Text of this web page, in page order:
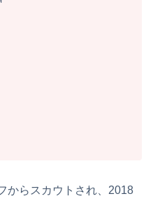
からスカウトされ、2018